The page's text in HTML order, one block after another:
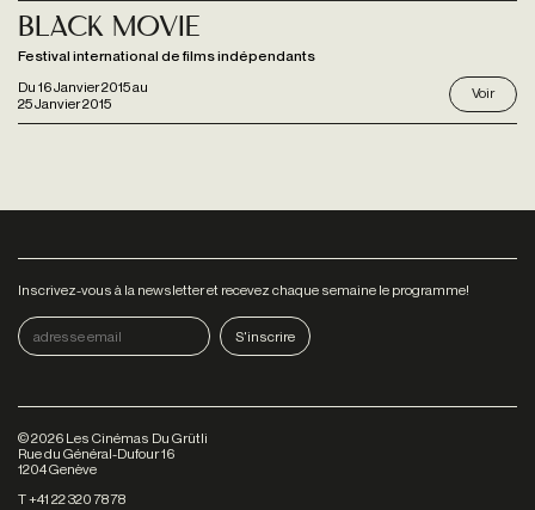
Du 16 Janvier 2015au
25 Janvier 2015
Black Movie
Festival international de films indépendants
Voir
Inscrivez-vous à la newsletter et recevez chaque semaine le programme!
©2026 Les Cinémas Du Grütli
Rue du Général-Dufour 16
1204 Genève
T +41 22 320 78 78